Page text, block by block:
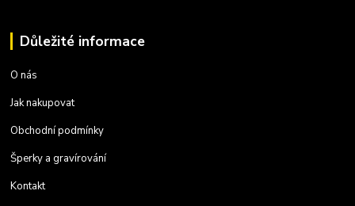
Důležité informace
O nás
Jak nakupovat
Obchodní podmínky
Šperky a gravírování
Kontakt